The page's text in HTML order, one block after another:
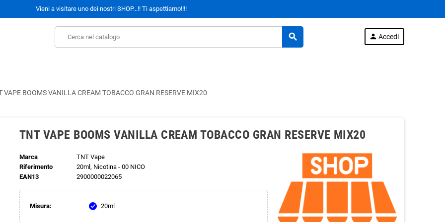
Vieni a visitare uno dei nostri SHOP...!! Ti aspettiamo!!!!
search person Accedi
VAPE BOOMS VANILLA CREAM TOBACCO GRAN RESERVE MIX20
TNT VAPE BOOMS VANILLA CREAM TOBACCO GRAN RESERVE MIX20
Marca
TNT Vape
Riferimento
20ml, Nicotina - 00 NICO
EAN13
2900000022065
Misura: check 20ml